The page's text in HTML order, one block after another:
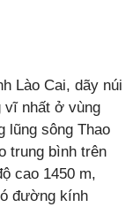
Lào Cai, dãy núi
vĩ nhất ở vùng
lũng sông Thao
trung bình trên
cao 1450 m,
đường kính